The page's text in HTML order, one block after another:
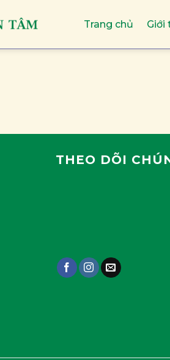
Trang chủ Giới
THEO DÕI